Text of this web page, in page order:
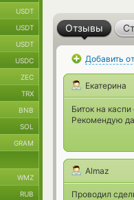
Отзывы
Добавить
Екатерина
Биток на
Рекомендую
Almaz
Проводил
USDT
USDT
USDT
USDC
ZEC
TRX
BNB
SOL
GRAM
WMZ
RUB